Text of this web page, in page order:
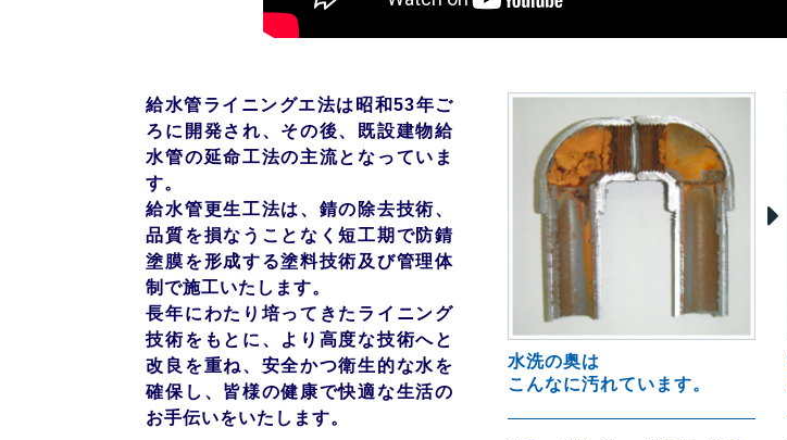
給水管ライニングエ法は昭和53年ご
ろに開発され、その後、既設建物給
水管の延命工法の主流となっていま
す。
給水管更生工法は、錆の除去技術、
品質を損なうことなく短工期で防錆
塗膜を形成する塗料技術及び管理体
制で施工いたします。
長年にわたり培ってきたライニング
技術をもとに、より高度な技術へと
改良を重ね、安全かつ衛生的な水を
確保し、皆様の健康で快適な生活の
お手伝いをいたします。
水洗の奥は
こんなに汚れています。